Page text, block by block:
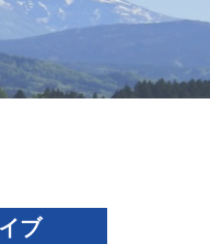
ブ